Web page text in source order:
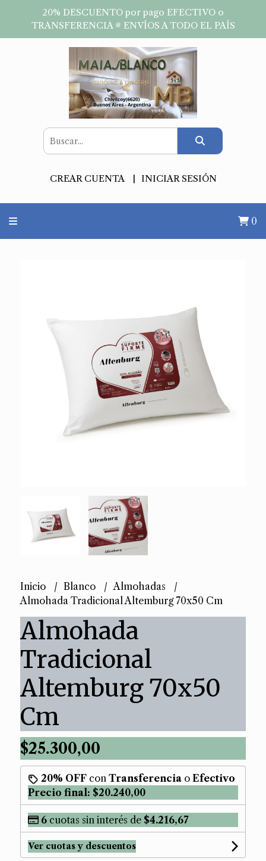
20% DESCUENTO por pago EFECTIVO o
TRANSFERENCIA # ENVÍOS A TODO EL PAÍS
CREAR CUENTA INICIAR SESIÓN
0
Inicio Blanco
Almohadas
Almohada Tradicional Altemburg 70x50 Cm
Almohada
Tradicional
Altemburg 70x50
Cm
$25.300,00
20% OFFcon Transferenciao Efectivo
Precio final: $20.240,00
6cuotas sin interés de $4.216,67
Ver cuotas y descuentos